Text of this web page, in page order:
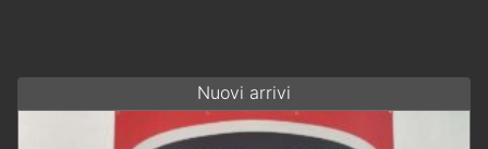
Nuovi arrivi